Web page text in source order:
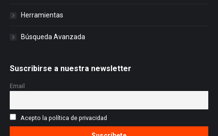
Herramientas
Búsqueda Avanzada
Suscribirse a nuestra newsletter
Email
Acepto la política de privacidad